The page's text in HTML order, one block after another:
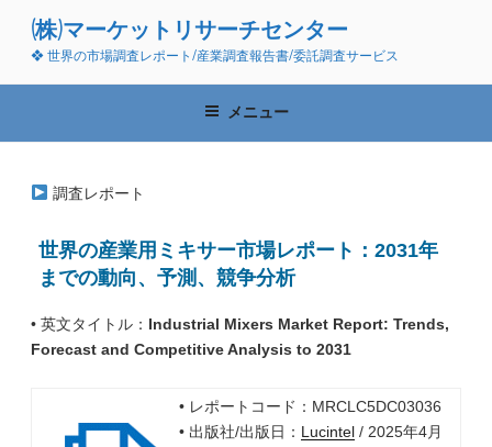
ン
(株)マーケットリサーチセンター
❖ 世界の市場調査レポート/産業調査報告書/委託調査サービス
メニュー
調査レポート
世界の産業用ミキサー市場レポート：2031年
までの動向、予測、競争分析
• 英文タイトル： Industrial Mixers Market Report: Trends,
Forecast and Competitive Analysis to 2031
• レポートコード：MRCLC5DC03036
• 出版社/出版日： Lucintel/ 2025年4月